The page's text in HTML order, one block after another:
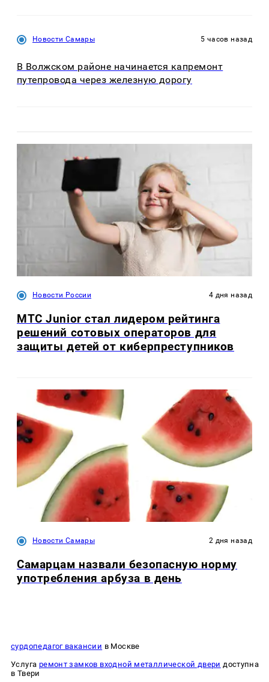
Новости Самары 5 часов назад
В Волжском районе начинается капремонт
путепровода через железную дорогу
Новости России 4 дня назад
МТС Junior стал лидером рейтинга
решений сотовых операторов для
защиты детей от киберпреступников
Новости Самары 2 дня назад
Самарцам назвали безопасную норму
употребления арбуза в день
сурдопедагог вакансии в Москве
Услуга ремонт замков входной металлической двери доступна
в Твери